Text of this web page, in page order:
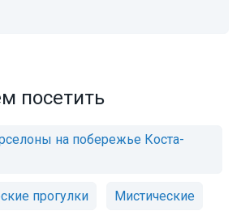
посетить
на побережье Коста-
прогулки Мистические